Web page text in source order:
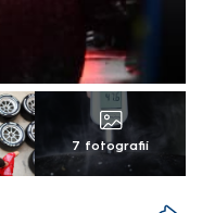
7 fotografií